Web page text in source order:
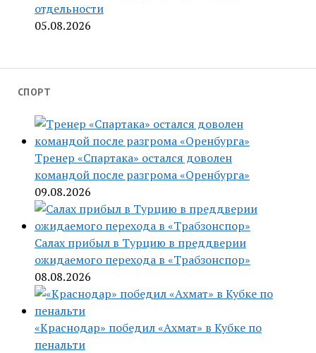
отдельности
05.08.2026
СПОРТ
Тренер «Спартака» остался доволен
командой после разгрома «Оренбурга»
09.08.2026
Салах прибыл в Турцию в преддверии
ожидаемого перехода в «Трабзонспор»
08.08.2026
«Краснодар» победил «Ахмат» в Кубке по
пенальти